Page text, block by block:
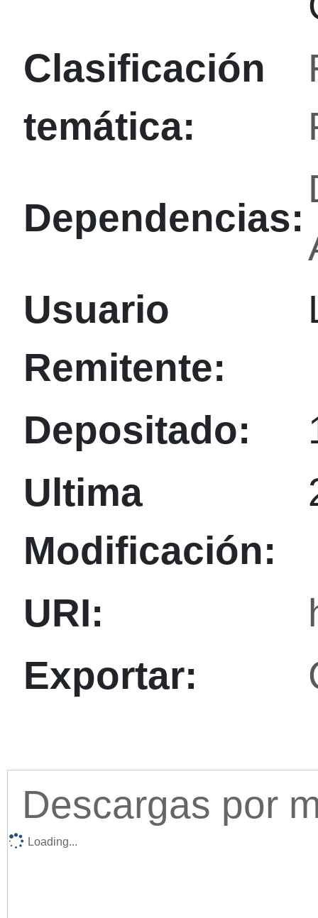
Clasificación
temática:
Dependencias:
Usuario
Remitente:
Depositado:
Ultima
Modificación:
URI:
Exportar:
Descargas por
Loading...